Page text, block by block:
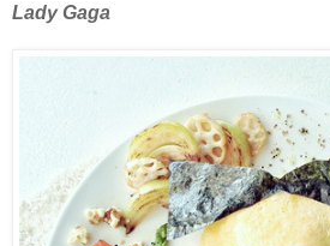
Lady Gaga